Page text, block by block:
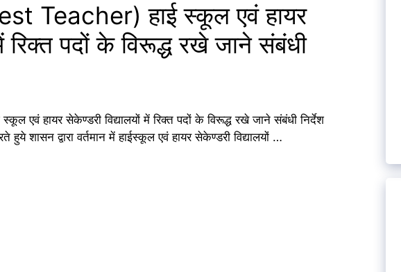
Teacher) हाई स्‍कूल एवं हायर
रिक्‍त पदों के विरूद्ध रखे जाने संबंधी
एवं हायर सेकेण्‍डरी विद्यालयों में रिक्‍त पदों के विरूद्ध रखे जाने संबंधी निर्देश
हुये शासन द्वारा वर्तमान में हाईस्‍कूल एवं हायर सेकेण्‍डरी विद्यालयों …